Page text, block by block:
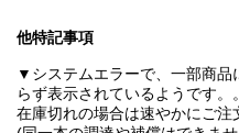
他特記事項
▼システムエラーで、一部商品
らず表示されているようです。。
在庫切れの場合は速やかにご注